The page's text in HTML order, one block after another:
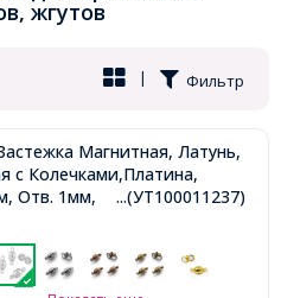
жгутов
Фильтр
|
с Колечками,Платина,
Отв. 1мм,
...(УТ100011237)